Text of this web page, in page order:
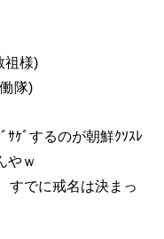
祖様)
隊)
ｻｹﾞするのが朝鮮ｸｿｽﾚ
やｗ
すでに戒名は決まっ